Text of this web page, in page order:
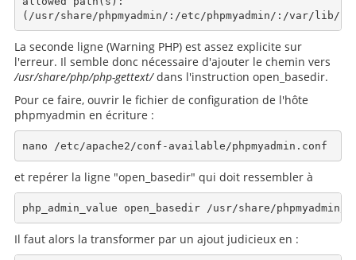
La seconde ligne (Warning PHP) est assez explicite sur
l'erreur. Il semble donc nécessaire d'ajouter le chemin vers
/usr/share/php/php-gettext/dans l'instruction open_basedir.
Pour ce faire, ouvrir le fichier de configuration de l'hôte
phpmyadmin en écriture :
et repérer la ligne "open_basedir" qui doit ressembler à
Il faut alors la transformer par un ajout judicieux en :